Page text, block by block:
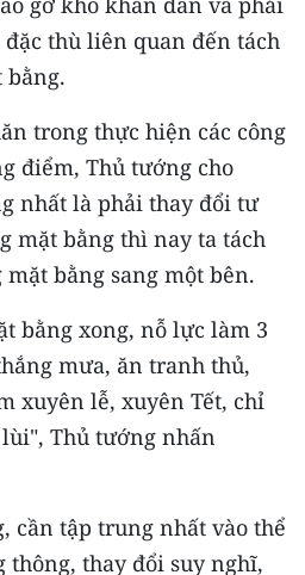
nghệ
đặc thù liên quan đến tách
bằng.
trong thực hiện các công
điểm, Thủ tướng cho
nhất là phải thay đổi tư
mặt bằng thì nay ta tách
bằng sang một bên.
bằng xong, nỗ lực làm 3
mưa, ăn tranh thủ,
xuyên lễ, xuyên Tết, chỉ
Thủ tướng nhấn
cần tập trung nhất vào thể
thông, thay đổi suy nghĩ,